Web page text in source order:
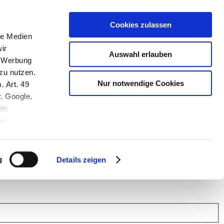
Medien
nutzen.
Art. 49
Google,
Details zeigen
Cookies zulassen
Auswahl erlauben
Nur notwendige Cookies